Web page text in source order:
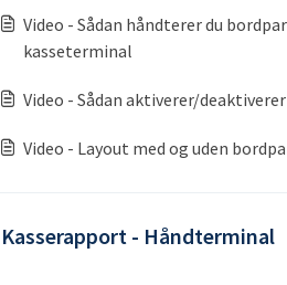
Video - Sådan håndterer du
kasseterminal
Video - Sådan aktiverer/
Video - Layout med og uden
Kasserapport - Håndterminal